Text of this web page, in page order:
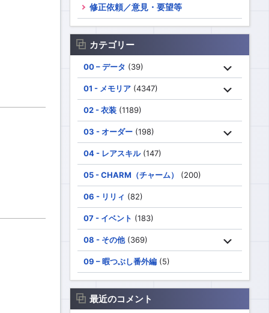
修正依頼／意見・要望等
カテゴリー
00 – データ (39)
01 - メモリア (4347)
02 - 衣装 (1189)
03 - オーダー (198)
04 - レアスキル(147)
05 - CHARM（チャーム） (200)
06 - リリィ (82)
07 - イベント (183)
08 - その他(369)
09 – 暇つぶし番外編 (5)
最近のコメント